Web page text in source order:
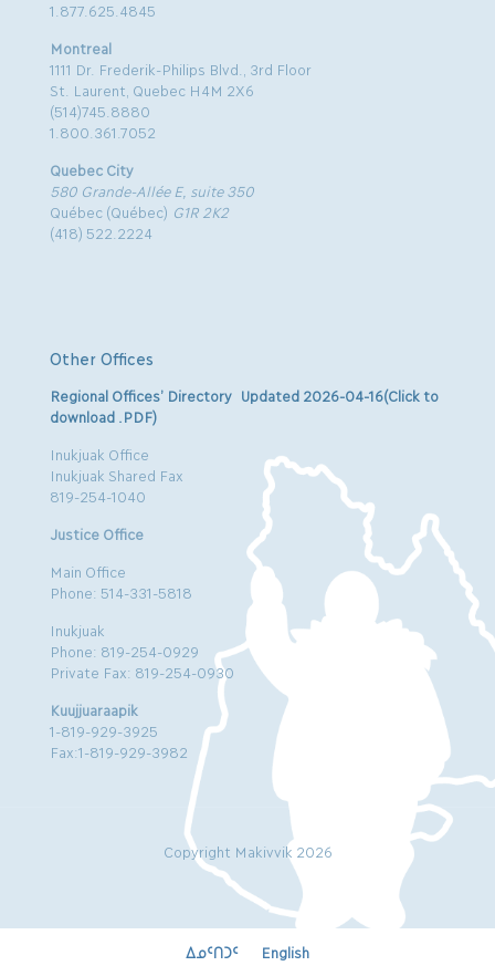
1.877.625.4845
Montreal
1111 Dr. Frederik-Philips Blvd., 3rd Floor
St. Laurent, Quebec H4M 2X6
(514)745.8880
1.800.361.7052
Quebec City
580 Grande-Allée E, suite 350
Québec (Québec) G1R 2K2
(418) 522.2224
Other Offices
Regional Offices’ Directory Updated 2026-04-16(Click to
download .PDF)
Inukjuak Office
Inukjuak Shared Fax
819-254-1040
Justice Office
Main Office
Phone: 514-331-5818
Inukjuak
Phone: 819-254-0929
Private Fax: 819-254-0930
Kuujjuaraapik
1-819-929-3925
Fax:1-819-929-3982
Copyright Makivvik 2026
ᐃᓄᑦᑎᑐᑦ English